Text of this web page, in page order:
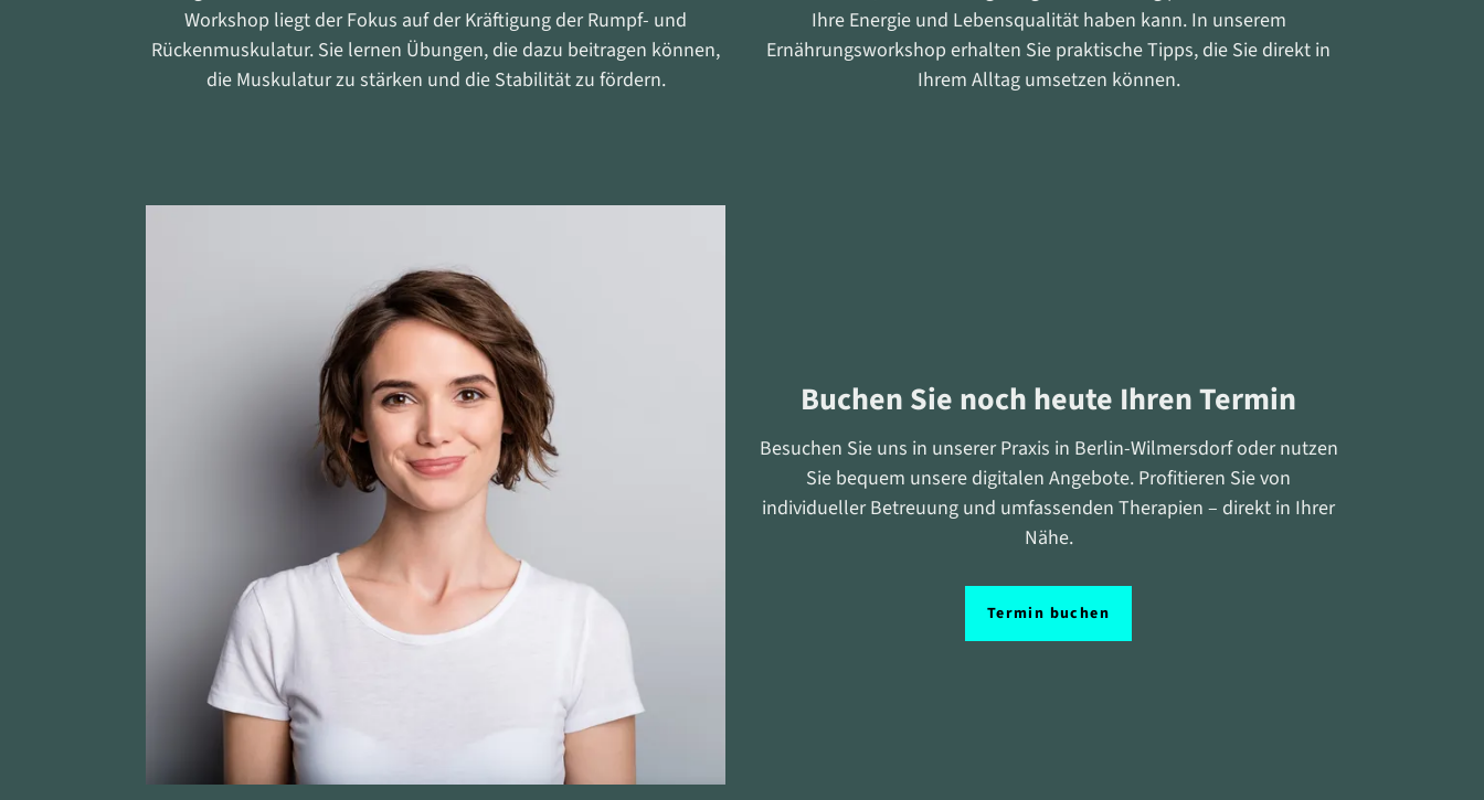
Workshop liegt der Fokus auf der Kräftigung der Rumpf- und
Rückenmuskulatur. Sie lernen Übungen, die dazu beitragen können,
die Muskulatur zu stärken und die Stabilität zu fördern.
Ihre Energie und Lebensqualität haben kann. In unserem
Ernährungsworkshop erhalten Sie praktische Tipps, die Sie direkt in
Ihrem Alltag umsetzen können.
Buchen Sie noch heute Ihren Termin
Besuchen Sie uns in unserer Praxis in Berlin-Wilmersdorf oder nutzen
Sie bequem unsere digitalen Angebote. Profitieren Sie von
individueller Betreuung und umfassenden Therapien – direkt in Ihrer
Nähe.
Termin buchen